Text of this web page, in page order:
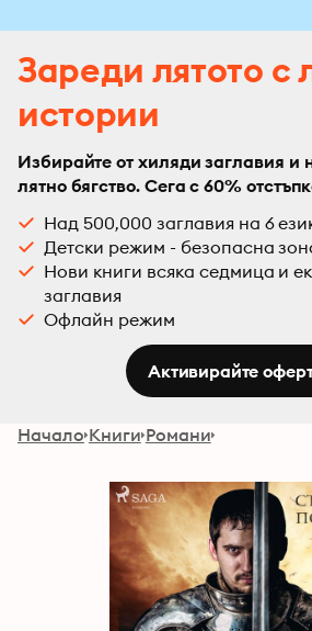
Зареди лятото с
истории
Избирайте от хиляди заглавия и
лятно бягство. Сега с 60%
Над 500,000 заглавия на 6
Детски режим - безопасна
Нови книги всяка седмица и
заглавия
Офлайн режим
Активирайте
Начало Книги Романи